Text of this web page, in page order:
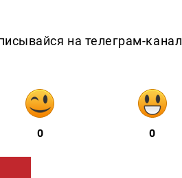
на телеграм-канал
0 0